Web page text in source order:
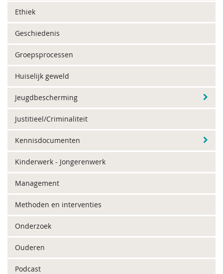
Ethiek
Geschiedenis
Groepsprocessen
Huiselijk geweld
Jeugdbescherming
Justitieel/Criminaliteit
Kennisdocumenten
Kinderwerk - Jongerenwerk
Management
Methoden en interventies
Onderzoek
Ouderen
Podcast